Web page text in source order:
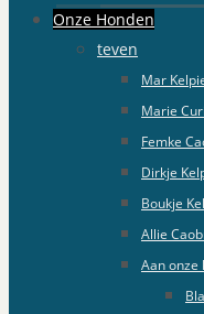
Onze Honden
teven
Mar
Marie
Femke
Dirkje
Boukje
Allie
Aan onze